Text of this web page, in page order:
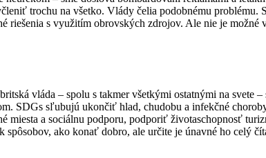
trochu na všetko. Vlády čelia podobnému problému.
s využitím obrovských zdrojov. Ale nie je
vláda – spolu s takmer všetkými ostatnými na svete
SDGs sľubujú ukončiť hlad, chudobu a infekčné
a sociálnu podporu, podporiť životaschopnosť
ako konať dobro, ale určite je únavné ho celý